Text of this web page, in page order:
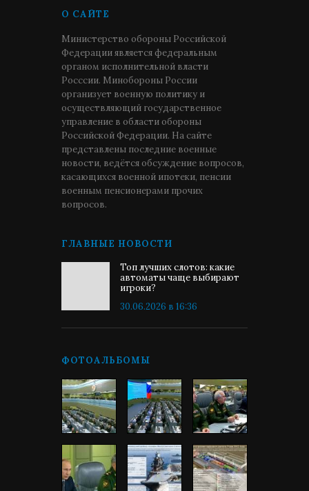
О САЙТЕ
Министерство обороны Российской
Федерации является федеральным
органом исполнительной власти
Росссии. Минобороны России
организует военную политику и
осуществляющий государственное
управление в области обороны
Российской Федерации. На сайте
представлены последние военные
новости, ведётся обсуждение вопросов,
касающихся военной ипотеки, пенсии
военным пенсионерами прочих
вопросов.
ГЛАВНЫЕ НОВОСТИ
Топ лучших слотов: какие
автоматы чаще выбирают
игроки?
30.06.2026 в 16:36
ФОТОАЛЬБОМЫ